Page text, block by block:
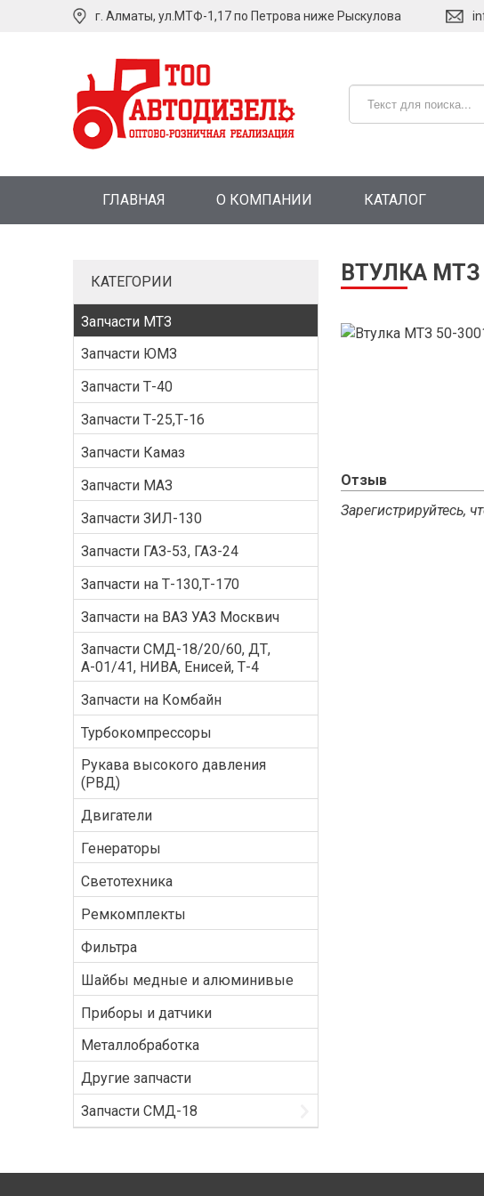
г. Алматы, ул.МТФ-1,17 по Петрова ниже Рыскулова
ГЛАВНАЯ О КОМПАНИИ КАТАЛОГ
КАТЕГОРИИ
Запчасти МТЗ
Запчасти ЮМЗ
Запчасти Т-40
Запчасти Т-25,Т-16
Запчасти Камаз
Запчасти МАЗ
Запчасти ЗИЛ-130
Запчасти ГАЗ-53, ГАЗ-24
Запчасти на Т-130,Т-170
Запчасти на ВАЗ УАЗ Москвич
Запчасти СМД-18/20/60, ДТ,
А-01/41, НИВА, Енисей, Т-4
Запчасти на Комбайн
Турбокомпрессоры
Рукава высокого давления
(РВД)
Двигатели
Генераторы
Светотехника
Ремкомплекты
Фильтра
Шайбы медные и алюминивые
Приборы и датчики
Металлобработка
Другие запчасти
Запчасти СМД-18
ВТУЛКА
Отзыв
Зарегистрируйтесь,